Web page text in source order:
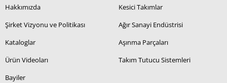
Hakkımızda
Şirket Vizyonu ve Politikası
Kataloglar
Ürün Videoları
Bayiler
Kesici Takımlar
Ağır Sanayi Endüstrisi
Aşınma Parçaları
Takım Tutucu Sistemleri